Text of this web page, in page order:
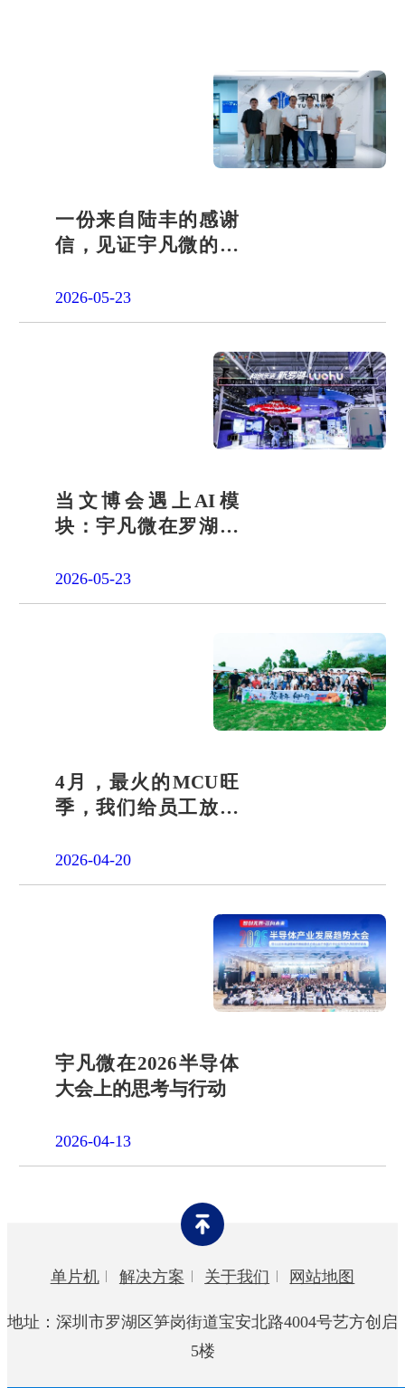
一份来自陆丰的感谢
信，见证宇凡微的社
2026-05-23
当文博会遇上AI模
块：宇凡微在罗湖展
答卷
2026-05-23
4月，最火的MCU旺
季，我们给员工放了
2026-04-20
宇凡微在2026半导体
大会上的思考与行动
2026-04-13
单片机 解决方案 关于我们 网站地图
地址：深圳市罗湖区笋岗街道宝安北路4004号艺方创启
5楼